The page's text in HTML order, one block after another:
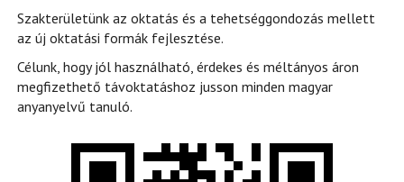
Szakterületünk az oktatás és a tehetséggondozás mellett
az új oktatási formák fejlesztése.
Célunk, hogy jól használható, érdekes és méltányos áron
megfizethető távoktatáshoz jusson minden magyar
anyanyelvű tanuló.